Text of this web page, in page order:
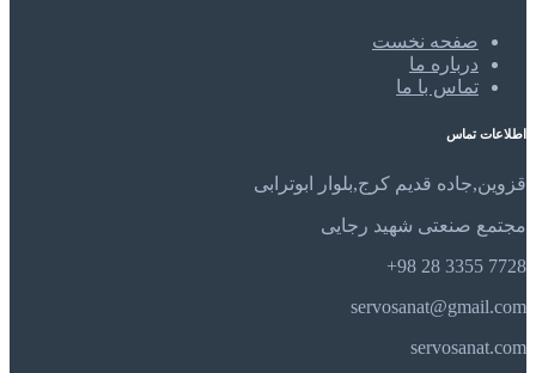
صفحه نخست
درباره ما
تماس با ما
اطلاعات تماس
قزوین,جاده قدیم کرج,بلوار ابوترابی
مجتمع صنعتی شهید رجایی
7728 3355 28 98+
servosanat@gmail.com
servosanat.com